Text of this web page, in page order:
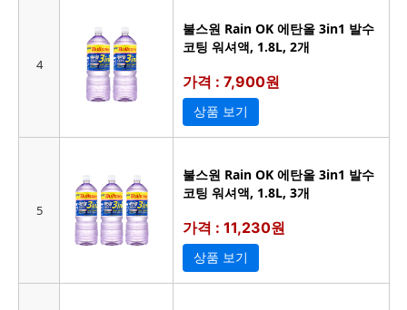
4
불스원 Rain OK 에탄올 3in1 발수
코팅 워셔액, 1.8L, 2개
가격 : 7,900원
상품 보기
5
불스원 Rain OK 에탄올 3in1 발수
코팅 워셔액, 1.8L, 3개
가격 : 11,230원
상품 보기